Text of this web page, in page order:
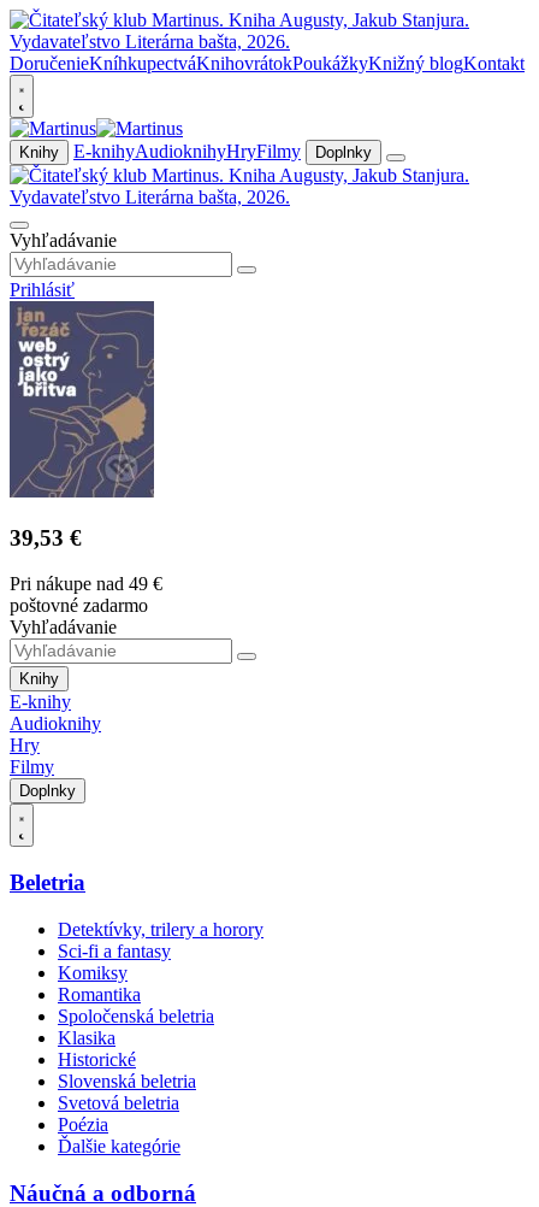
DoručenieKníhkupectváKnihovrátokPoukážkyKnižný blogKontakt
Knihy E-knihyAudioknihyHryFilmy Doplnky
Vyhľadávanie
Prihlásiť
39,53 €
Pri nákupe nad 49 €
poštovné zadarmo
Vyhľadávanie
Knihy
E-knihy
Audioknihy
Hry
Filmy
Doplnky
Beletria
Detektívky, trilery a horory
Sci-fi a fantasy
Komiksy
Romantika
Spoločenská beletria
Klasika
Historické
Slovenská beletria
Svetová beletria
Poézia
Ďalšie kategórie
Náučná a odborná